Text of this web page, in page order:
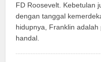
FD Roosevelt. Kebetulan
dengan tanggal
hidupnya, Franklin
handal.